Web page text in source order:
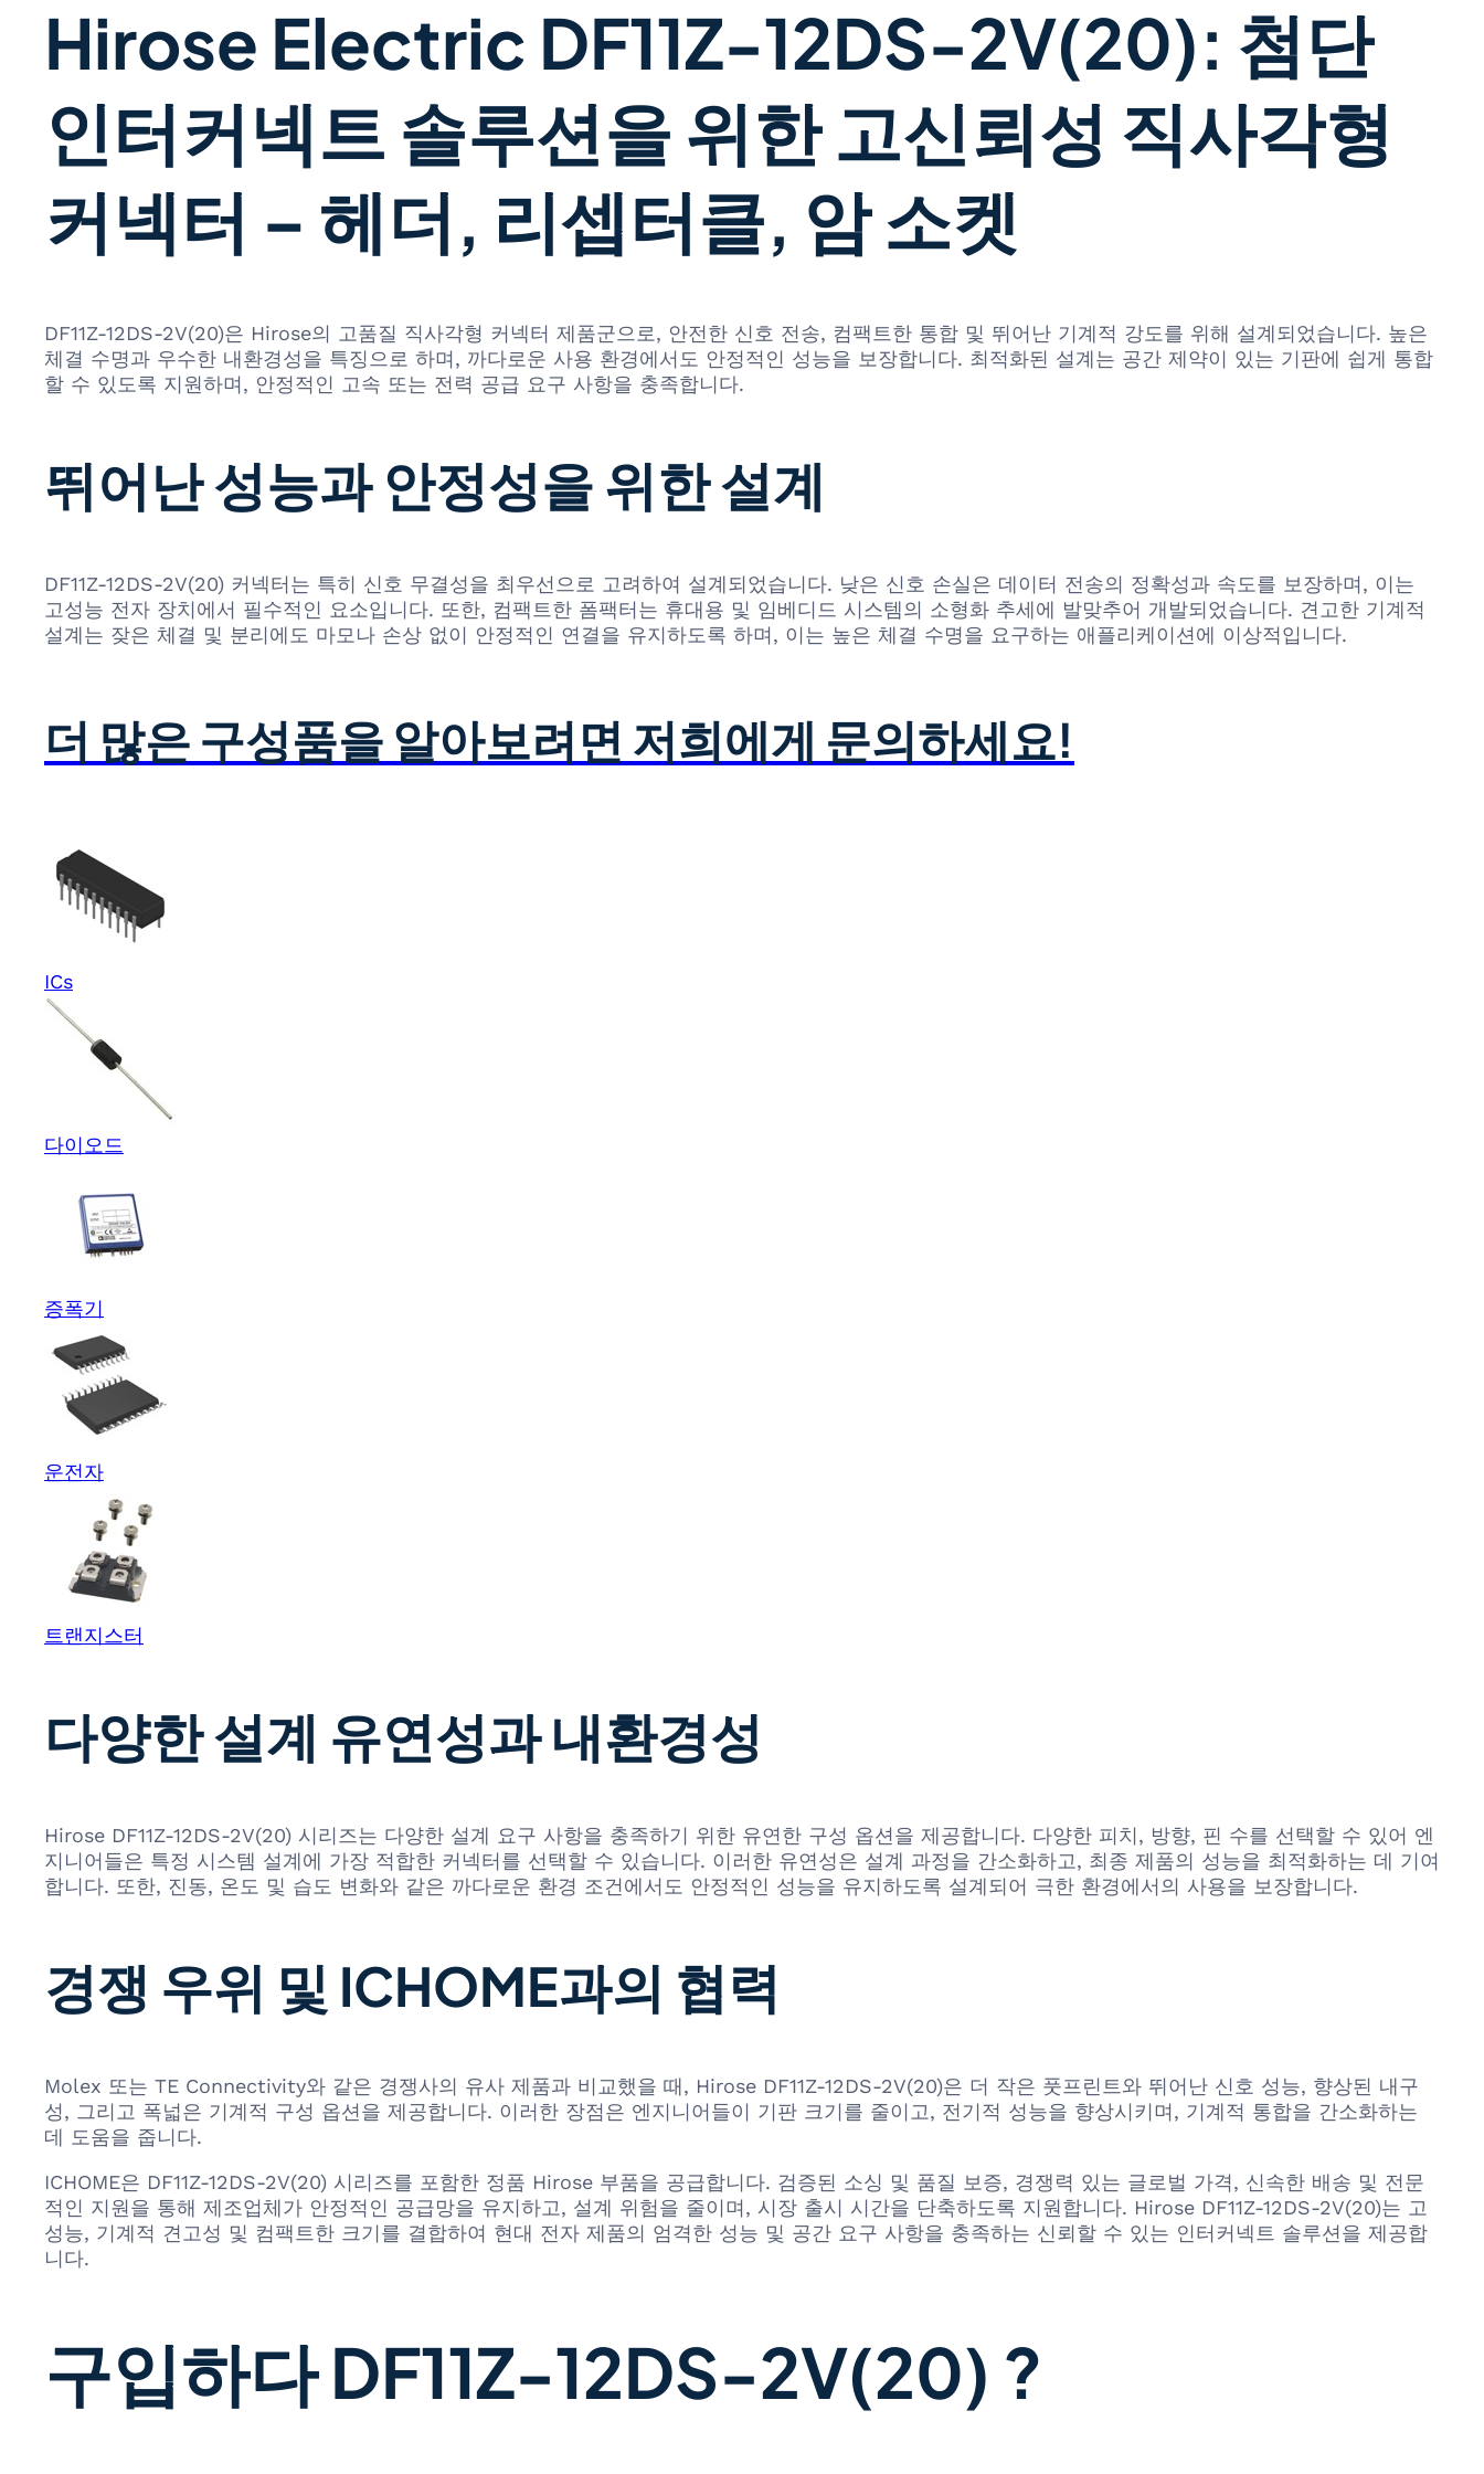
Hirose Electric DF11Z-12DS-2V(20): 첨단
인터커넥트 솔루션을 위한 고신뢰성 직사각형
커넥터 – 헤더, 리셉터클, 암 소켓
DF11Z-12DS-2V(20)은 Hirose의 고품질 직사각형 커넥터 제품군으로, 안전한 신호 전송, 컴팩트한 통합 및 뛰어난 기계적 강도를 위해 설계되었습니다. 높은
체결 수명과 우수한 내환경성을 특징으로 하며, 까다로운 사용 환경에서도 안정적인 성능을 보장합니다. 최적화된 설계는 공간 제약이 있는 기판에 쉽게 통합
할 수 있도록 지원하며, 안정적인 고속 또는 전력 공급 요구 사항을 충족합니다.
뛰어난 성능과 안정성을 위한 설계
DF11Z-12DS-2V(20) 커넥터는 특히 신호 무결성을 최우선으로 고려하여 설계되었습니다. 낮은 신호 손실은 데이터 전송의 정확성과 속도를 보장하며, 이는
고성능 전자 장치에서 필수적인 요소입니다. 또한, 컴팩트한 폼팩터는 휴대용 및 임베디드 시스템의 소형화 추세에 발맞추어 개발되었습니다. 견고한 기계적
설계는 잦은 체결 및 분리에도 마모나 손상 없이 안정적인 연결을 유지하도록 하며, 이는 높은 체결 수명을 요구하는 애플리케이션에 이상적입니다.
더 많은 구성품을 알아보려면 저희에게 문의하세요!
ICs
다이오드
증폭기
운전자
트랜지스터
다양한 설계 유연성과 내환경성
Hirose DF11Z-12DS-2V(20) 시리즈는 다양한 설계 요구 사항을 충족하기 위한 유연한 구성 옵션을 제공합니다. 다양한 피치, 방향, 핀 수를 선택할 수 있어 엔
지니어들은 특정 시스템 설계에 가장 적합한 커넥터를 선택할 수 있습니다. 이러한 유연성은 설계 과정을 간소화하고, 최종 제품의 성능을 최적화하는 데 기여
합니다. 또한, 진동, 온도 및 습도 변화와 같은 까다로운 환경 조건에서도 안정적인 성능을 유지하도록 설계되어 극한 환경에서의 사용을 보장합니다.
경쟁 우위 및 ICHOME과의 협력
Molex 또는 TE Connectivity와 같은 경쟁사의 유사 제품과 비교했을 때, Hirose DF11Z-12DS-2V(20)은 더 작은 풋프린트와 뛰어난 신호 성능, 향상된 내구
성, 그리고 폭넓은 기계적 구성 옵션을 제공합니다. 이러한 장점은 엔지니어들이 기판 크기를 줄이고, 전기적 성능을 향상시키며, 기계적 통합을 간소화하는
데 도움을 줍니다.
ICHOME은 DF11Z-12DS-2V(20) 시리즈를 포함한 정품 Hirose 부품을 공급합니다. 검증된 소싱 및 품질 보증, 경쟁력 있는 글로벌 가격, 신속한 배송 및 전문
적인 지원을 통해 제조업체가 안정적인 공급망을 유지하고, 설계 위험을 줄이며, 시장 출시 시간을 단축하도록 지원합니다. Hirose DF11Z-12DS-2V(20)는 고
성능, 기계적 견고성 및 컴팩트한 크기를 결합하여 현대 전자 제품의 엄격한 성능 및 공간 요구 사항을 충족하는 신뢰할 수 있는 인터커넥트 솔루션을 제공합
니다.
구입하다 DF11Z-12DS-2V(20) ?